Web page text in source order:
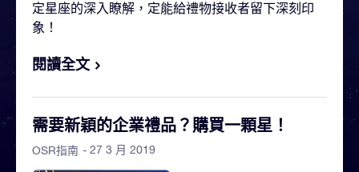
定星座的深入瞭解，定能給禮物接收者留下深刻印
象！
閱讀全文
需要新穎的企業禮品？購買一顆星！
OSR指南 - 27 3 月 2019